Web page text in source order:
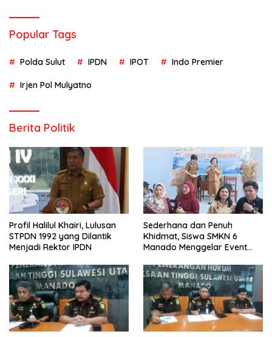
Popular Tags
Polda Sulut IPDN IPOT Indo Premier
Irjen Pol Mulyatno
Berita Politik
Profil Halilul Khairi, Lulusan
STPDN 1992 yang Dilantik
Menjadi Rektor IPDN
Sederhana dan Penuh
Khidmat, Siswa SMKN 6
Manado Menggelar Event